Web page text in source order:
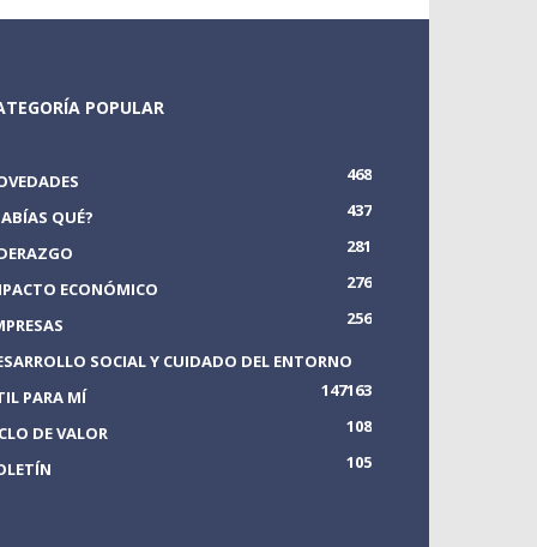
POPULAR
468
QUÉ?
437
281
ECONÓMICO
276
256
SOCIAL Y CUIDADO DEL ENTORNO
163
PARA MÍ
147
DE VALOR
108
105